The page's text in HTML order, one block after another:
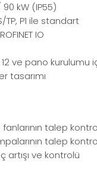
90 kW (IP55)
TP, P1 ile standart
IO
ve pano kurulumu
tasarımı
talep
talep
artışı ve kontrolü